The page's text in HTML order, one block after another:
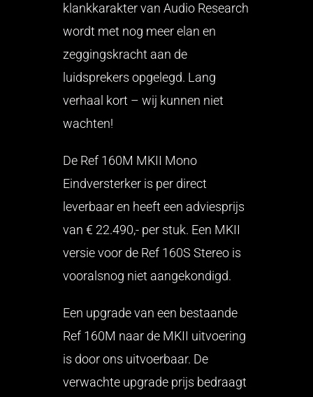
klankkarakter van Audio Research
wordt met nog meer elan en
zeggingskracht aan de
luidsprekers opgelegd. Lang
verhaal kort – wij kunnen niet
wachten!
De Ref 160M MKII Mono
Eindversterker is per direct
leverbaar en heeft een adviesprijs
van € 22.490,- per stuk. Een MKII
versie voor de Ref 160S Stereo is
vooralsnog niet aangekondigd.
Een upgrade van een bestaande
Ref 160M naar de MKII uitvoering
is door ons uitvoerbaar. De
verwachte upgrade prijs bedraagt